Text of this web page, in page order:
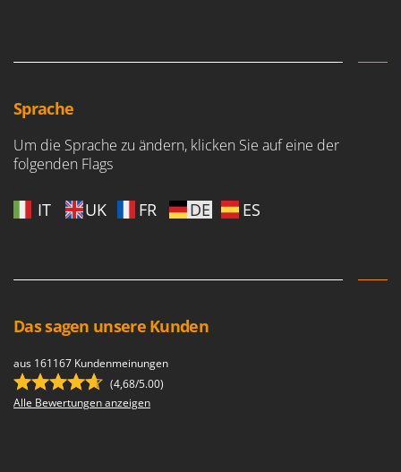
Sprache
Um die Sprache zu ändern, klicken Sie auf eine der
folgenden Flags
IT UK FR DE ES
Das sagen unsere Kunden
aus 161167 Kundenmeinungen
(4,68/5.00)
Alle Bewertungen anzeigen